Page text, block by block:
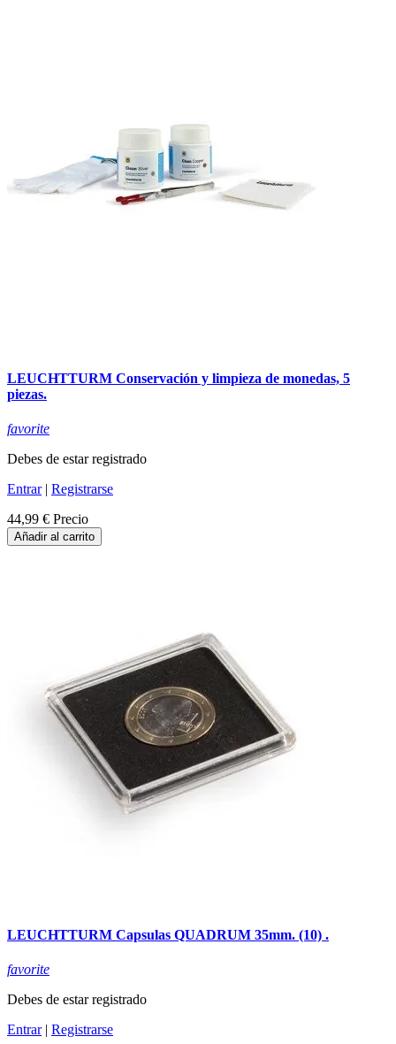
LEUCHTTURM Conservación y limpieza de monedas, 5
piezas.
favorite
Debes de estar registrado
Entrar| Registrarse
44,99 € Precio
Añadir al carrito
LEUCHTTURM Capsulas QUADRUM 35mm. (10) .
favorite
Debes de estar registrado
Entrar| Registrarse